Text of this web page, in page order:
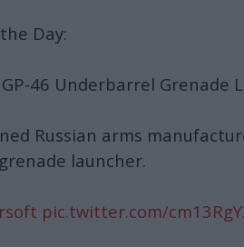
Day:
46 Underbarrel Grenade
Russian arms
launcher.
pic.twitter.com/